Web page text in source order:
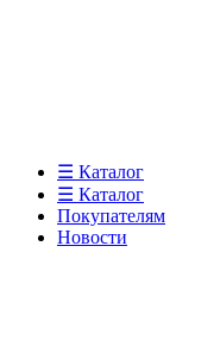
☰ Каталог
☰ Каталог
Покупателям
Новости